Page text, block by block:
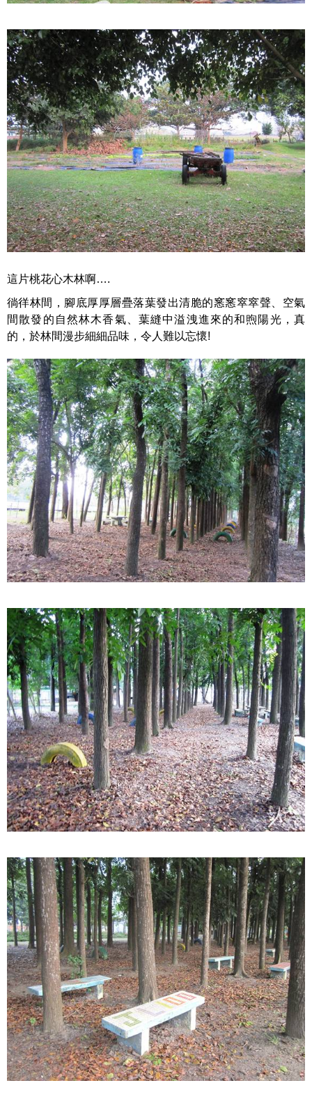
這片桃花心木林啊….
徜徉林間，腳底厚厚層疊落葉發出清脆的窸窸窣窣聲、空氣
間散發的自然林木香氣、葉縫中溢洩進來的和煦陽光，真
的，於林間漫步細細品味，令人難以忘懷!